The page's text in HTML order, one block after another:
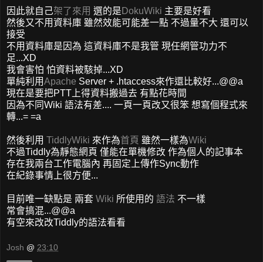
因此就自己架了來用 選的是 DokuWiki 主要是好看
然後又不用資料庫 雖然效能可能差一點 不過量不大 還可以
接受
不用資料庫是因為 這資料庫不是我管 現任網管功力不
足...XD
我會害怕 怕資料被駭掉...XD
單純利用Apache Server + .htaccess來作還比較好...@@a
現在是要把PTT上得資料搬過去 有點花時間
因為不同Wiki 語法有差.... 一頁一頁改又很笨 想寫個程式來
轉...= =a
然後利用 TiddlyWiki 來作為首頁 雖然一樣為Wiki
不過Tiddly為靜態網頁 僅能在單機修改 作為個人的記事本
存在我兩台工作電腦內 再固定上傳作Sync動作
在紀錄事情上很方便...
目前唯一缺點是 兩套 Wiki 所使用的 語法 不一樣
常會搞混...@@a
有空來改改Tiddly的語法看看
Josh @ 23:10